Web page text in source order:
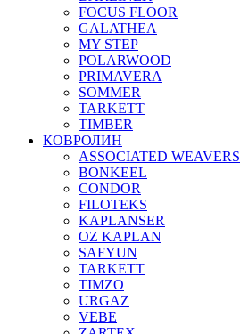
FOCUS FLOOR
GALATHEA
MY STEP
POLARWOOD
PRIMAVERA
SOMMER
TARKETT
TIMBER
КОВРОЛИН
ASSOCIATED WEAVERS
BONKEEL
CONDOR
FILOTEKS
KAPLANSER
OZ KAPLAN
SAFYUN
TARKETT
TIMZO
URGAZ
VEBE